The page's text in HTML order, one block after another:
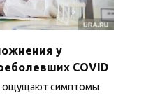
у
COVID
ощущают симптомы